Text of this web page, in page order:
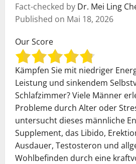
Fact-checked by Dr. Mei Ling
Published on Mai 18, 2026
Our Score
Kämpfen Sie mit niedriger
Leistung und sinkendem
Schlafzimmer? Viele Männer
Probleme durch Alter oder
untersucht dieses männliche
Supplement, das Libido,
Ausdauer, Testosteron und
Wohlbefinden durch eine